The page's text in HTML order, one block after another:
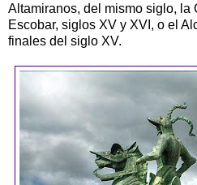
Altamiranos, del mismo siglo, la
Escobar, siglos XV y XVI, o el
finales del siglo XV.